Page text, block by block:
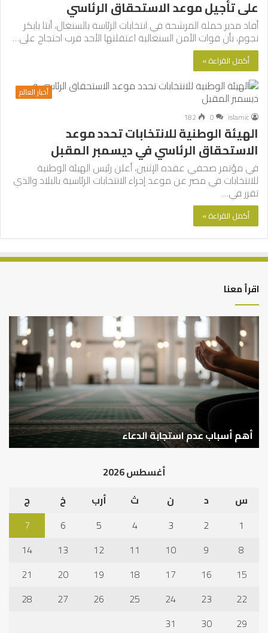
على تأجيل موعد الاستحقاق الرئاسي
أفاد مدير حملة المرشحة في انتخابات الرئاسة بالسنغال، أنتا بابكر
نجوم، بأن قوات الأمن السنغالية اعتقلتها الأحد قرب احتجاج على…
أكمل القراءة »
أخبار العالم
islamic
0
182
الهيئة الوطنية للانتخابات تحدد موعد
الاستحقاق الرئاسي في ديسمبر المقبل
في مؤتمر صحفي عقده الإثنين، أعلن رئيس الهيئة الوطنية
للانتخابات في مصر عن موعد إجراء الانتخابات الرئاسية بالبلاد والذي
تقرر في…
أكمل القراءة »
اقرأ معنا
أهم
أسباب
عدم
استجابة
الدعاء
أهم أسباب عدم استجابة الدعاء
بن
أغسطس 2026
س
د ن ث أرب خ
ج
1
2
3
4
5
6
7
8
9
10
11
12
13
14
15
16
17
18
19
20
21
22
23
24
25
26
27
28
29
30
31